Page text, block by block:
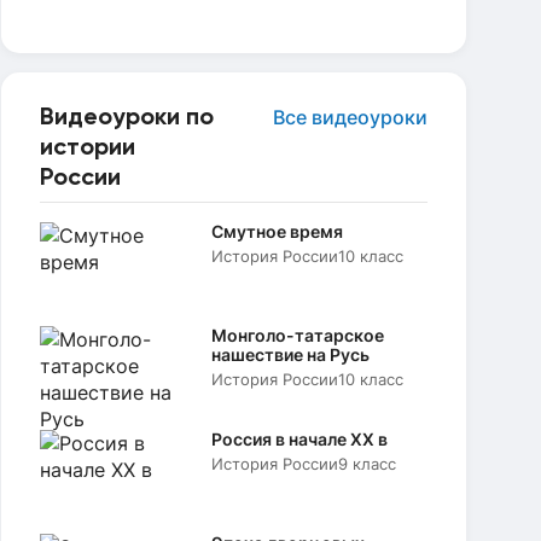
Видеоуроки по
истории
России
Все видеоуроки
Смутное время
История России10 класс
Монголо-татарское
нашествие на Русь
История России10 класс
Россия в начале XX в
История России9 класс